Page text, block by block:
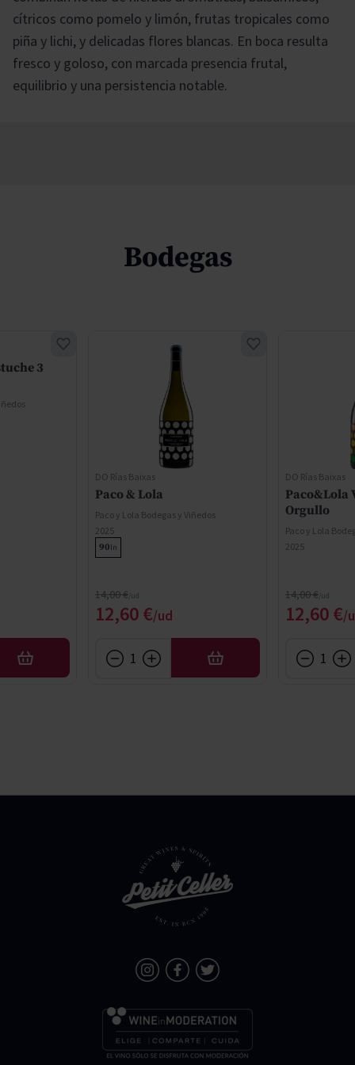
cítricos como pomelo y limón, frutas tropicales como
piña y lichi, y delicadas flores blancas. En boca resulta
fresco y goloso, con marcada presencia frutal,
equilibrio y una persistencia notable.
Bodegas
3
AÑADIR
DO Rías Baixas
Paco & Lola
Paco y Lola Bodegas y Viñedos
2025
90In
Precio especial
12,60 €
Precio normal
14,00 €
AÑADIR
DO Rías Baixas
Paco&Lola
Orgullo
Paco y Lola
2025
Precio
12,60 €
Precio normal
14,00 €